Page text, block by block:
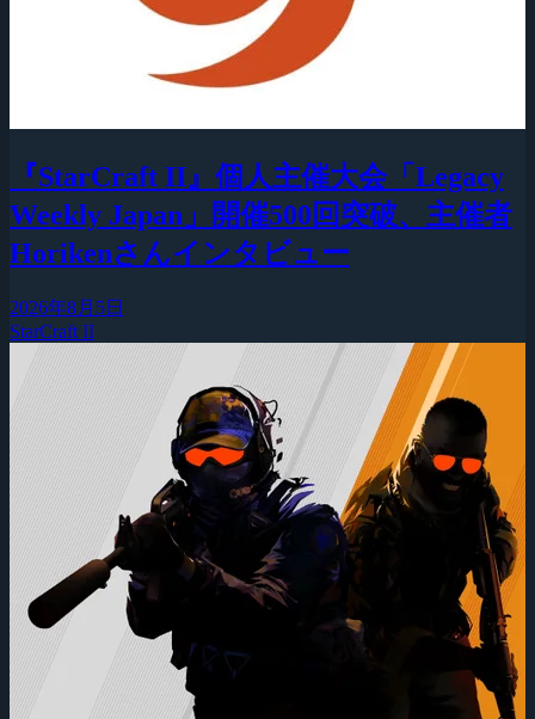
『StarCraft II』個人主催大会「Legacy
Weekly Japan」開催500回突破、主催者
Horikenさんインタビュー
2026年8月5日
StarCraft II